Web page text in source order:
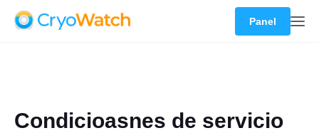
Panel
Condicioasnes de servicio